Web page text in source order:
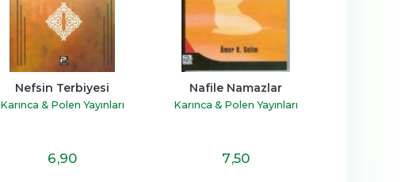
Nefsin Terbiyesi
Karınca & Polen Yayınları
6,90
Nafile Namazlar
Karınca & Polen Yayınları
7,50